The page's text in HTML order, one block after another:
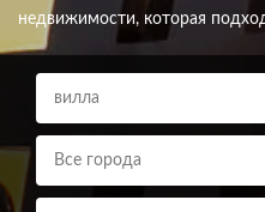
недвижимости, которая
вилла
Все города